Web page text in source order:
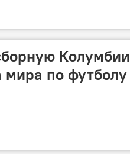
Колумбии
мира по футболу